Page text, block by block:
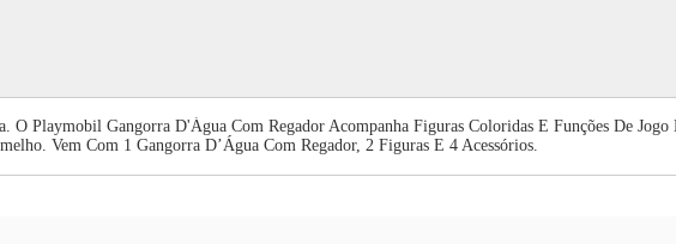
O Playmobil Gangorra D'Água Com Regador Acompanha Figuras Coloridas E Funções De
Vem Com 1 Gangorra D’Água Com Regador, 2 Figuras E 4 Acessórios.